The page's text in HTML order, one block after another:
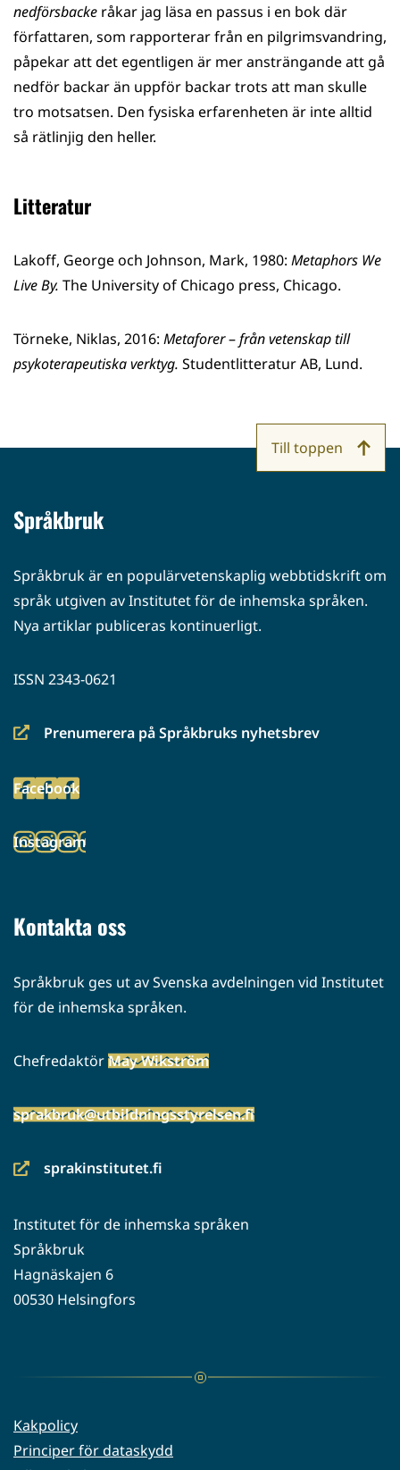
nedförsbacke råkar jag läsa en passus i en bok där
författaren, som rapporterar från en pilgrimsvandring,
påpekar att det egentligen är mer ansträngande att gå
nedför backar än uppför backar trots att man skulle
tro motsatsen. Den fysiska erfarenheten är inte alltid
så rätlinjig den heller.
Litteratur
Lakoff, George och Johnson, Mark, 1980: Metaphors We
Live By. The University of Chicago press, Chicago.
Törneke, Niklas, 2016: Metaforer–från vetenskap till
psykoterapeutiska verktyg. Studentlitteratur AB, Lund.
Språkbruk
Språkbruk är en populärvetenskaplig webbtidskrift om
språk utgiven av Institutet för de inhemska språken.
Nya artiklar publiceras kontinuerligt.
ISSN 2343-0621
Prenumerera på Språkbruks nyhetsbrev
(siirryt
palveluun)
Facebook
(siirryt
palveluun)
Instagram
(siirryt
Kontakta oss
Språkbruk ges ut av Svenska avdelningen vid Institutet
för de inhemska språken.
ChefredaktörMay Wikström
sprakbruk@utbildningsstyrelsen.fi
sprakinstitutet.fi
(siirryt
palveluun)
Institutet för de inhemska språken
Språkbruk
Hagnäskajen 6
00530 Helsingfors
Kakpolicy
Principer för dataskydd
Till toppen